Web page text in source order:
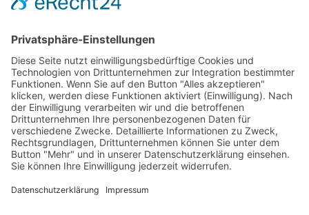
Dorica 250ml Dorica 500ml Dorica 500ml